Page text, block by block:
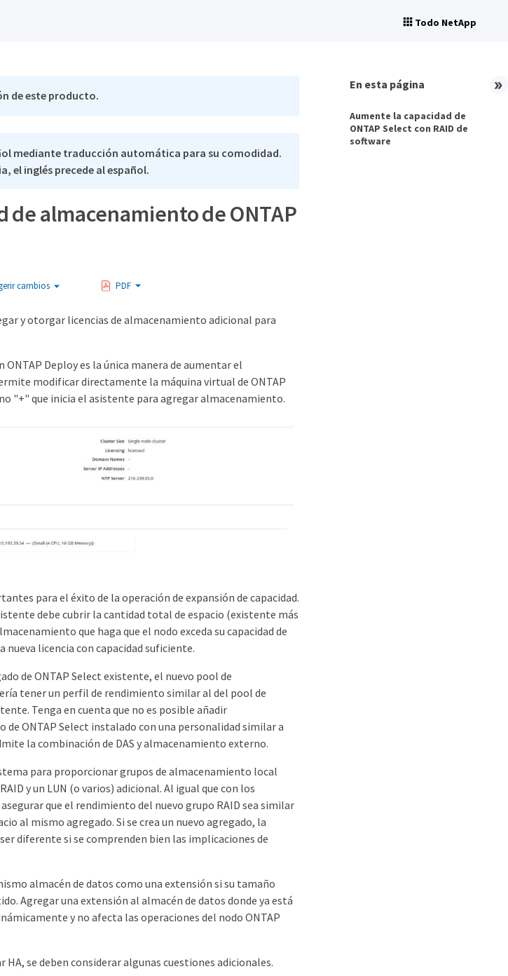
Todo NetApp
de este producto.
mediante traducción automática para su comodidad.
el inglés precede al español.
de almacenamiento de ONTAP
cambios PDF
y otorgar licencias de almacenamiento adicional para
Deploy es la única manera de aumentar el
modificar directamente la máquina virtual de ONTAP
"+" que inicia el asistente para agregar almacenamiento.
para el éxito de la operación de expansión de capacidad.
debe cubrir la cantidad total de espacio (existente más
que haga que el nodo exceda su capacidad de
licencia con capacidad suficiente.
de ONTAP Select existente, el nuevo pool de
tener un perfil de rendimiento similar al del pool de
Tenga en cuenta que no es posible añadir
de ONTAP Select instalado con una personalidad similar a
la combinación de DAS y almacenamiento externo.
para proporcionar grupos de almacenamiento local
y un LUN (o varios) adicional. Al igual que con los
que el rendimiento del nuevo grupo RAID sea similar
al mismo agregado. Si se crea un nuevo agregado, la
diferente si se comprenden bien las implicaciones de
almacén de datos como una extensión si su tamaño
Agregar una extensión al almacén de datos donde ya está
y no afecta las operaciones del nodo ONTAP
HA, se deben considerar algunas cuestiones adicionales.
En esta página
Aumente la capacidad de
ONTAP Select con RAID de
software